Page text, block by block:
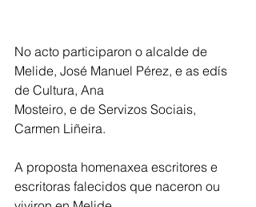
No acto participaron o alcalde de
Melide, José Manuel Pérez, e as edís
de Cultura, Ana
Mosteiro, e de Servizos Sociais,
Carmen Liñeira.
A proposta homenaxea escritores e
escritoras falecidos que naceron ou